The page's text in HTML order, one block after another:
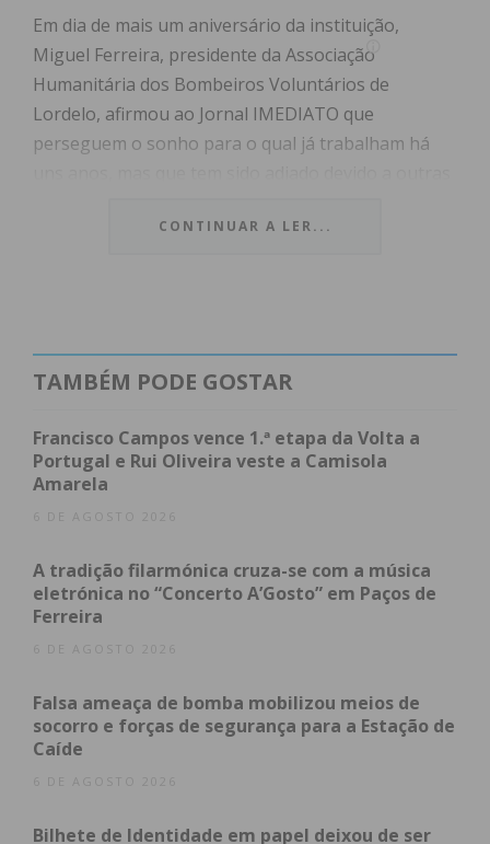
Em dia de mais um aniversário da instituição,
Miguel Ferreira, presidente da Associação
Humanitária dos Bombeiros Voluntários de
Lordelo, afirmou ao Jornal IMEDIATO que
perseguem o sonho para o qual já trabalham há
frota automóvel.
agora esperamos dar início à construção do novo
quartel”. A esperança é que o projeto, que
euros, arranque ainda este ano.
Em dia de aniversário, Alexandre Almeida,
instituição com o reforço da verba, em 50 mil euros,
para a construção do novo quartel. A autarquia
celebrou um protocolo com a associação, que prevê
o apoio financeiro do município de mais de 249 mil
Com 50 anos de história, a Associação Humanitária
da comunidade”. Adquiriu recentemente uma auto
CONTINUAR A LER...
TAMBÉM PODE GOSTAR
Francisco Campos vence 1.ª etapa da Volta a
Portugal e Rui Oliveira veste a Camisola
Amarela
6 DE AGOSTO 2026
A tradição filarmónica cruza-se com a música
eletrónica no “Concerto A’Gosto” em Paços de
Ferreira
6 DE AGOSTO 2026
Falsa ameaça de bomba mobilizou meios de
socorro e forças de segurança para a Estação de
Caíde
6 DE AGOSTO 2026
Bilhete de Identidade em papel deixou de ser